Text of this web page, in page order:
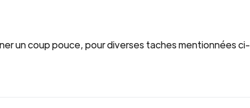
un coup pouce, pour diverses taches mentionnées ci-